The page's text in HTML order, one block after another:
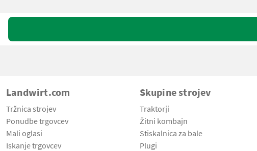
Landwirt.com
Tržnica strojev
Ponudbe trgovcev
Mali oglasi
Iskanje trgovcev
Skupine strojev
Traktorji
Žitni kombajn
Stiskalnica za bale
Plugi